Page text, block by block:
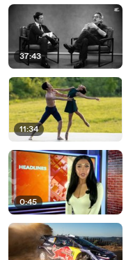
37:43
11:34
0:45